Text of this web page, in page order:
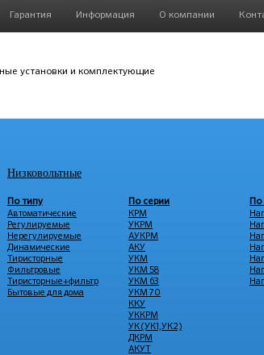
Гарантия Информация О компании
Низковольтные
По типу
Автоматические
Регулируемые
Нерегулируемые
Динамические
Тиристорные
Фильтровые
Тиристорные+фильтр
Бытовые для дома
По серии
КРМ
УКРМ
АУКРМ
АКУ
УКМ
УКМ 58
УКМ 63
УКМ 70
ККУ
УККРМ
УК (УК1,УК2)
ДКРМ
АКУТ